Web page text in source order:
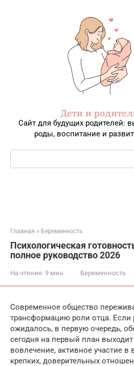
Дети и
Сайт для будущих родителей:
роды, воспитание и
Поиск:
Главная » Беременность
Психологическая
полное руководство 2026
На чтение: 9 мин Беременность
Современное общество
трансформацию роли отца.
ожидалось, в первую очередь,
сегодня на первый план
вовлечение, активное участие
крепких, доверительных